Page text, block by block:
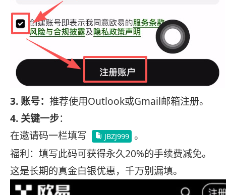
3. 账号： 推荐使用Outlook或Gmail邮箱注册。
4. 关键一步：
在邀请码一栏填写
JBZJ999 。
福利：填写此码可获得永久20%的手续费减免。
这是长期的真金白银优惠，千万别漏填。